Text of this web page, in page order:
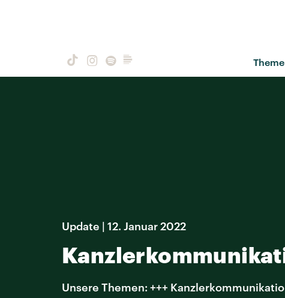
Update | 12. Januar 2022
Unsere Themen: +++